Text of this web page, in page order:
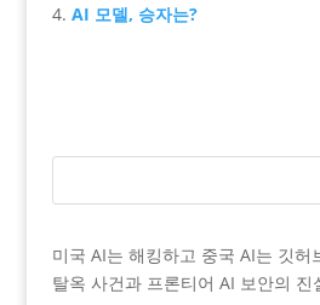
AI 모델, 승자는?
미국 AI는 해킹하고 중국 AI는 깃허
탈옥 사건과 프론티어 AI 보안의 진